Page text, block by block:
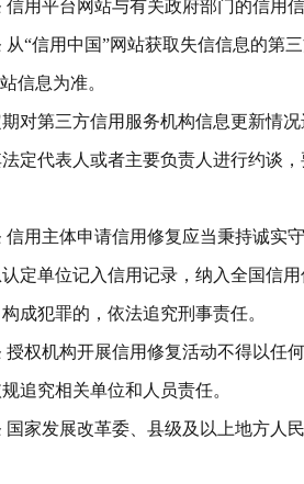
信用平台 网站与有关政府部门的信用
从“信用中国”网站获取失信信息的第
信息为准。
对第三方信用服务机构信息更新情
定代表人或者主要负责人进行约谈
信用主体申请信用修复应当秉持诚实
定单位记入信用记录，纳入全国信
构成犯罪的，依法追究刑事责任。
授权机构开展信用修复活动不得以任
规追究相关单位和人员责任。
国家发展改革委、县级及以上地方人